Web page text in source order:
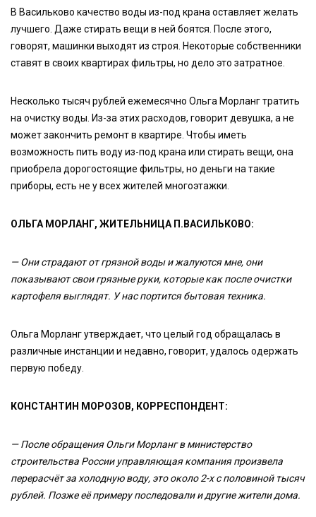
В Васильково качество воды из-под крана оставляет желать
лучшего. Даже стирать вещи в ней боятся. После этого,
говорят, машинки выходят из строя. Некоторые собственники
ставят в своих квартирах фильтры, но дело это затратное.
Несколько тысяч рублей ежемесячно Ольга Морланг тратить
на очистку воды. Из-за этих расходов, говорит девушка, а не
может закончить ремонт в квартире. Чтобы иметь
возможность пить воду из-под крана или стирать вещи, она
приобрела дорогостоящие фильтры, но деньги на такие
приборы, есть не у всех жителей многоэтажки.
ОЛЬГА МОРЛАНГ, ЖИТЕЛЬНИЦА П.ВАСИЛЬКОВО:
— Они страдают от грязной воды и жалуются мне, они
показывают свои грязные руки, которые как после очистки
картофеля выглядят. У нас портится бытовая техника.
Ольга Морланг утверждает, что целый год обращалась в
различные инстанции и недавно, говорит, удалось одержать
первую победу.
КОНСТАНТИН МОРОЗОВ, КОРРЕСПОНДЕНТ:
— После обращения Ольги Морланг в министерство
строительства России управляющая компания произвела
перерасчёт за холодную воду, это около 2-х с половиной тысяч
рублей. Позже её примеру последовали и другие жители дома.